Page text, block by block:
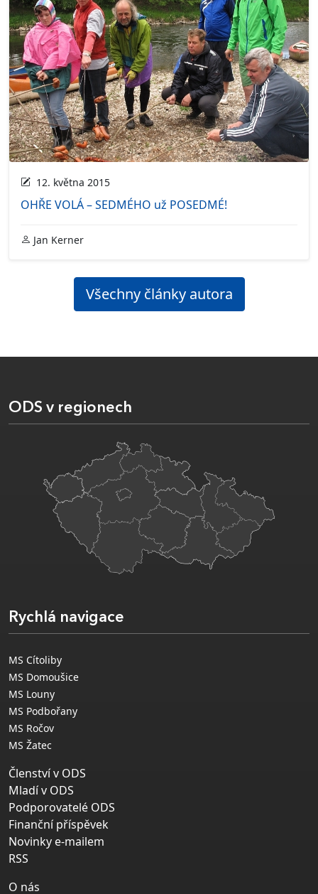
12. května 2015
OHŘE VOLÁ – SEDMÉHO už POSEDMÉ!
Jan Kerner
Všechny články autora
ODS v regionech
Rychlá navigace
MS Cítoliby
MS Domoušice
MS Louny
MS Podbořany
MS Ročov
MS Žatec
Členství v ODS
Mladí v ODS
Podporovatelé ODS
Finanční příspěvek
Novinky e-mailem
RSS
O nás